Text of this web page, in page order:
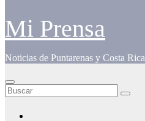
Mi Prensa
Noticias de Puntarenas y Costa Rica